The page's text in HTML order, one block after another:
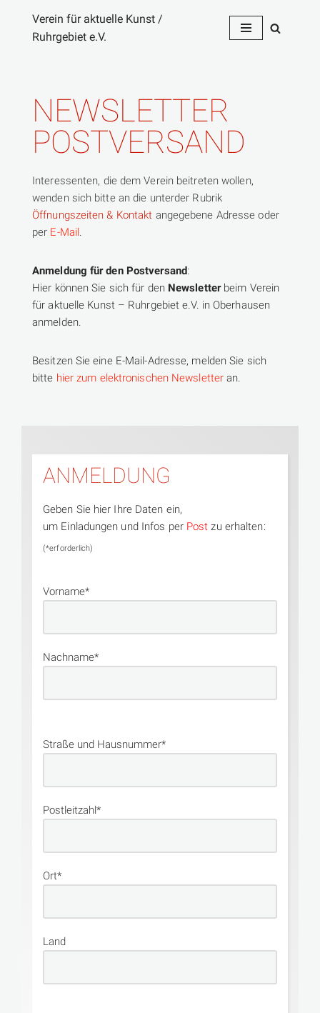
Zum
Verein für aktuelle Kunst /
Ruhrgebiet e.V.
NEWSLETTER
POSTVERSAND
Interessenten, die dem Verein beitreten wollen,
wenden sich bitte an die unterder Rubrik
Öffnungszeiten & Kontakt angegebene Adresse oder
per E-Mail.
Anmeldung für den Postversand:
Hier können Sie sich für den Newsletterbeim Verein
für aktuelle Kunst – Ruhrgebiet e.V. in Oberhausen
anmelden.
Besitzen Sie eine E-Mail-Adresse, melden Sie sich
bitte hier zum elektronischen Newsletter an.
ANMELDUNG
Geben Sie hier Ihre Daten ein,
um Einladungen und Infos per Post zu erhalten:
(*erforderlich)
Vorname*
Nachname*
Straße und Hausnummer*
Postleitzahl*
Ort*
Land